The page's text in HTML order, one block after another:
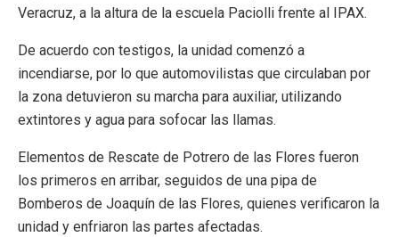
Veracruz, a la altura de la escuela Paciolli frente al IPAX.
De acuerdo con testigos, la unidad comenzó a
incendiarse, por lo que automovilistas que circulaban por
la zona detuvieron su marcha para auxiliar, utilizando
extintores y agua para sofocar las llamas.
Elementos de Rescate de Potrero de las Flores fueron
los primeros en arribar, seguidos de una pipa de
Bomberos de Joaquín de las Flores, quienes verificaron la
unidad y enfriaron las partes afectadas.